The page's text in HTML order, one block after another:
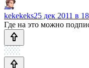
kekekeks25 дек 2011 в
Где на это можно